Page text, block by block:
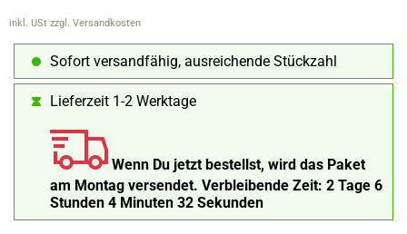
inkl. USt zzgl. Versandkosten
Sofort versandfähig, ausreichende Stückzahl
Lieferzeit 1-2 Werktage
Wenn Du jetzt bestellst, wird das Paket
am Montag versendet. Verbleibende Zeit: 2 Tage 6
Stunden 4 Minuten 31 Sekunden